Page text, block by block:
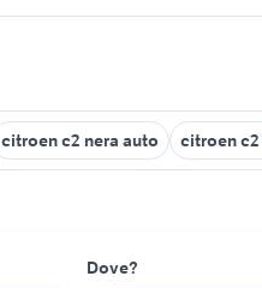
citroen c2 nera auto citroen c2
Dove?